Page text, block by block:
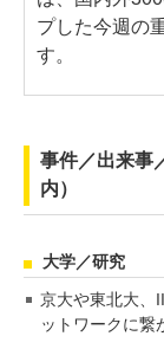
プした今週の
す。
事件／出来事
内）
大学／研究
京大や東北大、
ットワークに繋